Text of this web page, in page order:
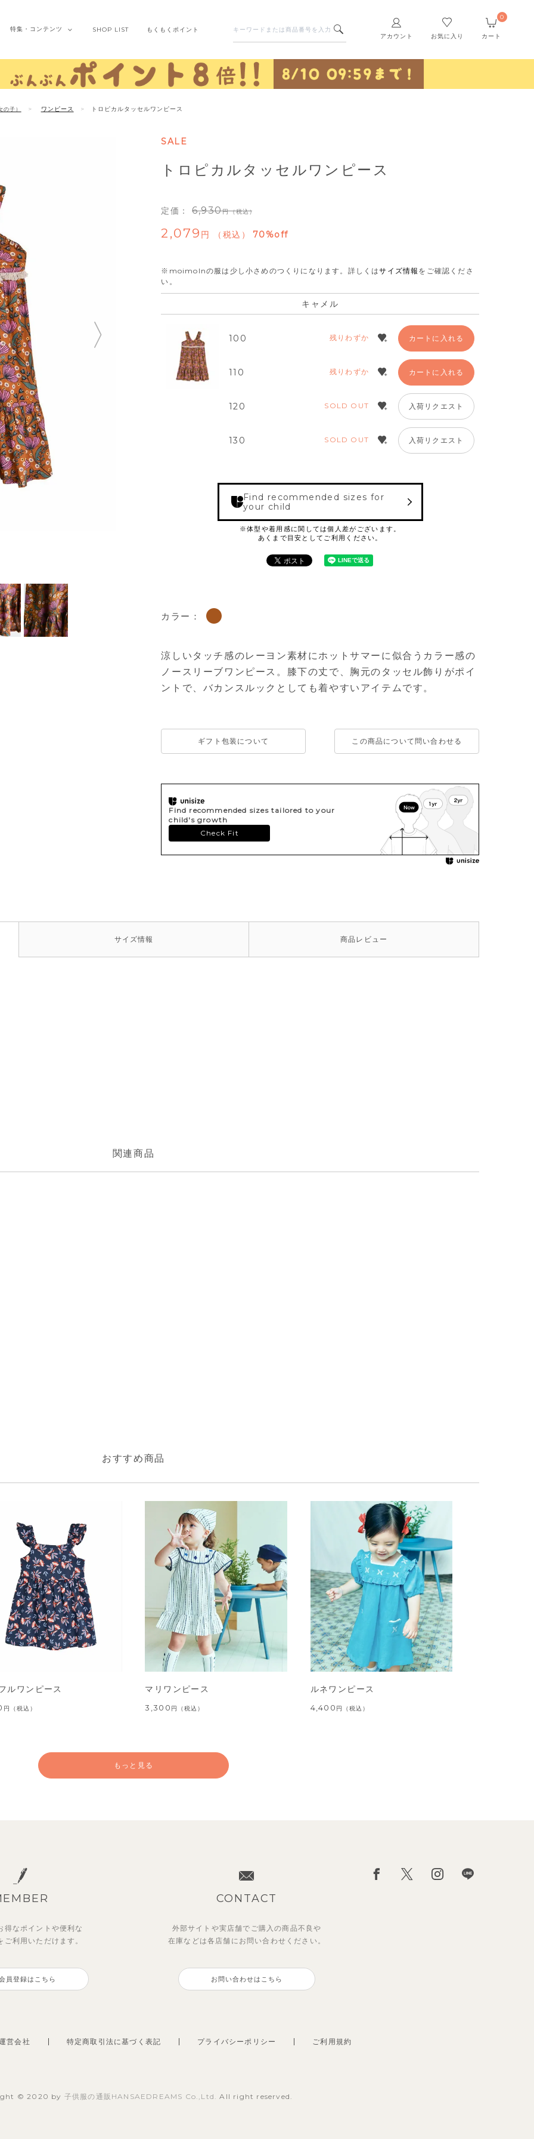
アカウント お気に入り カート
0
特集・ コンテンツ SHOP LIST もくもくポイント
の子） ワンピース トロピカルタッセルワンピース
SALE
トロピカルタッセルワンピース
定価： 6,930 （税込）
2,079 税込 70%off
※moimolnの服は少し小さめのつくりになります。 詳しくはサイズ情報 をご確認くださ
い。
キャメル
100 残りわずか カートに入れる
110 残りわずか カートに入れる
120 SOLD OUT 入荷リクエスト
130 SOLD OUT 入荷リクエスト
Find recommended sizes for
your child
カラー：
涼しいタッチ感のレーヨン素材にホットサマーに似合うカラー感の
ノースリーブワンピース。膝下の丈で、胸元のタッセル飾りがポイ
ントで、バカンスルックとしても着やすいアイテムです。
ギフト包装について この商品について問い合わせる
Find recommended sizes tailored to your
child's growth
Check Fit
サイズ情報 商品 レビュー
おすすめ商品
ルワンピース
円 （税込）
マリワンピース
3,300 円 （税込）
ルネワンピース
4,400 円 （税込）
円（税込） （税込） 3,300
円（税込） （税込） 2,695
もっと見る
得なポイントや便利な
ご利用いただけます。
員登録はこちら
CONTACT
外部サイトや実店舗でご購入の商品不良や
在庫などは各店舗に お問い合わせください。
お問い合わせはこちら
営会社 特定商取引法に基づく表記 プライバシーポリシー ご利用規約
© 2020 by 子供服の通販HANSAEDREAMS Co.,Ltd.All right reserved.